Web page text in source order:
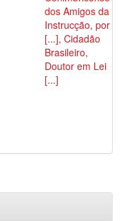
dos Amigos da
Instrucção, por
[...], Cidadão
Brasileiro,
Doutor em Lei
[...]